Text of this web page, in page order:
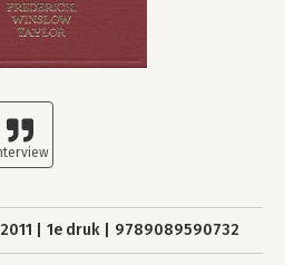
2011 1e druk 9789089590732